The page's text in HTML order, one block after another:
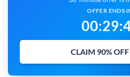
OFFER ENDS
00:29:
CLAIM 90%